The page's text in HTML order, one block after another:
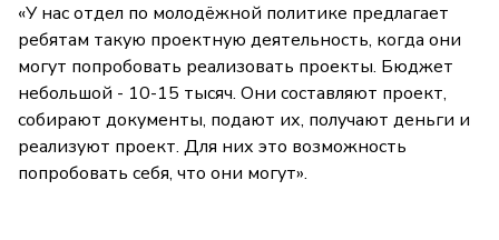
«У нас отдел по молодёжной политике предлагает
ребятам такую проектную деятельность, когда они
могут попробовать реализовать проекты. Бюджет
небольшой - 10-15 тысяч. Они составляют проект,
собирают документы, подают их, получают деньги и
реализуют проект. Для них это возможность
попробовать себя, что они могут».